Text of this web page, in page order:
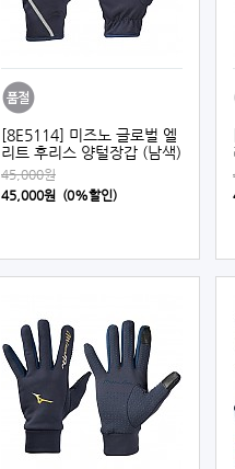
[8E5114] 미즈노 글로벌 엘
리트 후리스 양털장갑 (남색)
45,000원
45,000원 (0%할인)